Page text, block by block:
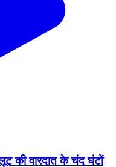
की वारदात के चंद घंटों